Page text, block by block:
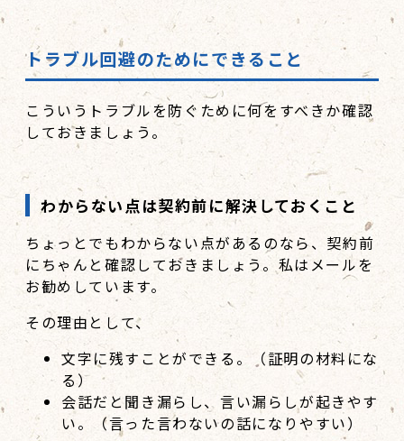
トラブル回避のためにできること
こういうトラブルを防ぐために何をすべきか確認
しておきましょう。
わからない点は契約前に解決しておくこと
ちょっとでもわからない点があるのなら、契約前
にちゃんと確認しておきましょう。私はメールを
お勧めしています。
その理由として、
文字に残すことができる。（証明の材料にな
る）
会話だと聞き漏らし、言い漏らしが起きやす
い。（言った言わないの話になりやすい）